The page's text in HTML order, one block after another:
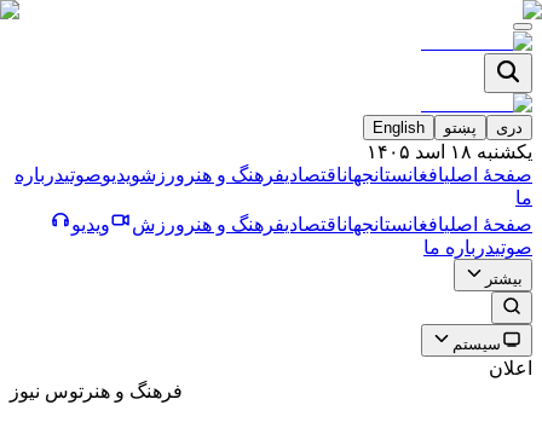
دری پښتو English
یکشنبه ۱۸ اسد ۱۴۰۵
صفحۀ اصلیافغانستانجهاناقتصادیفرهنگ و هنر ورزشویدیوصوتیدرباره
ما
صفحۀ اصلیافغانستانجهاناقتصادیفرهنگ و هنر ورزش
ویدیو
صوتیدرباره ما
بیشتر
سیستم
اعلان
فرهنگ و هنر توس نیوز